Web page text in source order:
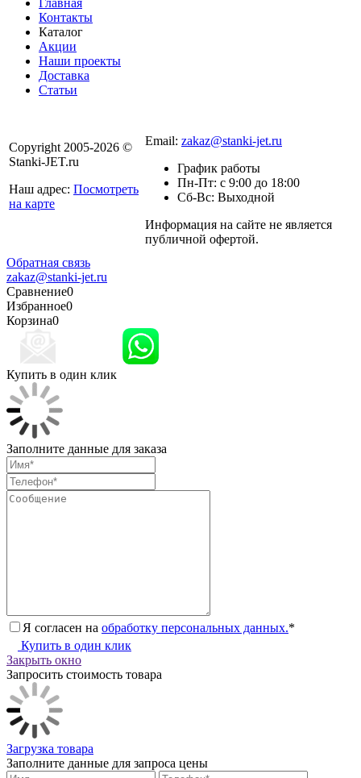
Главная
Контакты
Каталог
Акции
Наши проекты
Доставка
Статьи
Copyright 2005-2026 ©
Stanki-JET.ru
Наш адрес: Посмотреть
на карте
Email: zakaz@stanki-jet.ru
График работы
Пн-Пт: с 9:00 до 18:00
Сб-Вс: Выходной
Информация на сайте не является
публичной офертой.
Обратная связь
zakaz@stanki-jet.ru
Сравнение0
Избранное0
Корзина0
Купить в один клик
Заполните данные для заказа
Я согласен на обработку персональных данных.*
Купить в один клик
Закрыть окно
Запросить стоимость товара
Загрузка товара
Заполните данные для запроса цены